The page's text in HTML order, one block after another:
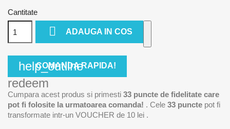
Cantitate
 ADAUGA IN COS
help_outline
COMANDA RAPIDA!
redeem
Cumpara acest produs si primesti 33 puncte de fidelitate care
pot fi folosite la urmatoarea comanda! . Cele 33 puncte pot fi
transformate intr-un VOUCHER de 10 lei .